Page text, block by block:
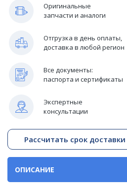
Оригинальные
запчасти и аналоги
Отгрузка в день оплаты,
доставка в любой регион
Все документы:
паспорта и сертификаты
Экспертные
консультации
Рассчитать срок
ОПИСАНИЕ